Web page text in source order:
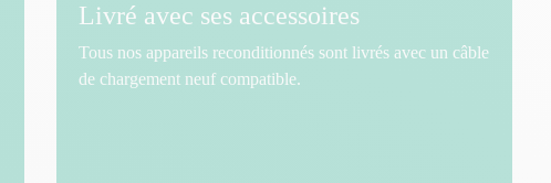
Livré avec ses accessoires
Tous nos appareils reconditionnés sont livrés avec un câble
de chargement neuf compatible.